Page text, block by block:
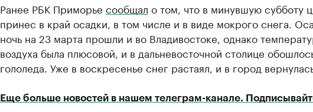
Ранее РБК Приморье сообщал о том, что в минувшую субботу
принес в край осадки, в том числе и в виде мокрого снега.
ночь на 23 марта прошли и во Владивостоке, однако
воздуха была плюсовой, и в дальневосточной столице
гололеда. Уже в воскресенье снег растаял, и в город
Еще больше новостей в нашем телеграм-канале.